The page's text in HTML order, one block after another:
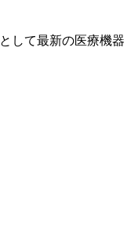
して最新の医療機器